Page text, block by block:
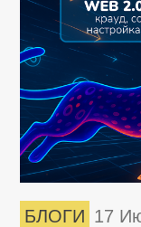
БЛОГИ 17